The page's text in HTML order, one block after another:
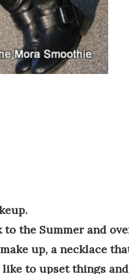
.
to the Summer and
make up, a necklace
like to upset things and